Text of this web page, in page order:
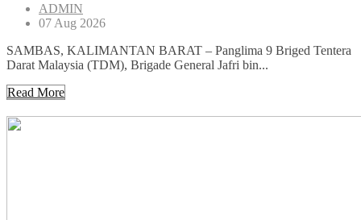
ADMIN
07 Aug 2026
SAMBAS, KALIMANTAN BARAT – Panglima 9 Briged Tentera
Darat Malaysia (TDM), Brigade General Jafri bin...
Read More